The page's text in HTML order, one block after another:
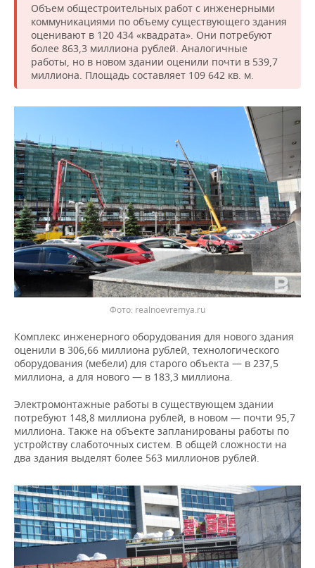
Объем общестроительных работ с инженерными
коммуникациями по объему существующего здания
оценивают в 120 434 «квадрата». Они потребуют
более 863,3 миллиона рублей. Аналогичные
работы, но в новом здании оценили почти в 539,7
миллиона. Площадь составляет 109 642 кв. м.
Фото: realnoevremya.ru
Комплекс инженерного оборудования для нового здания
оценили в 306,66 миллиона рублей, технологического
оборудования (мебели) для старого объекта — в 237,5
миллиона, а для нового — в 183,3 миллиона.
Электромонтажные работы в существующем здании
потребуют 148,8 миллиона рублей, в новом — почти 95,7
миллиона. Также на объекте запланированы работы по
устройству слаботочных систем. В общей сложности на
два здания выделят более 563 миллионов рублей.